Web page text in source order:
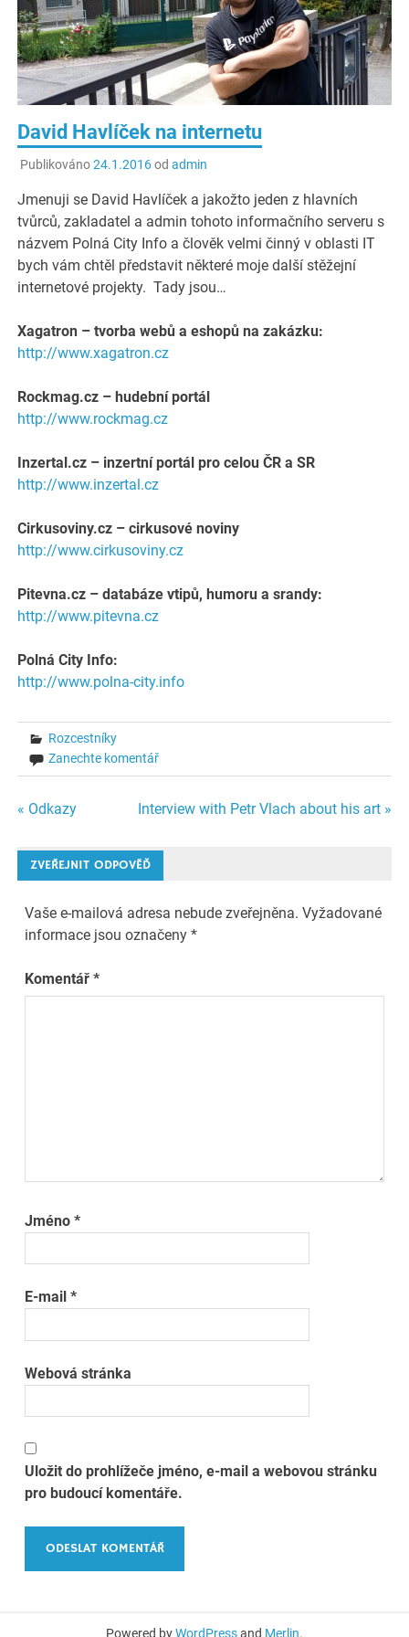
David Havlíček na internetu
Publikováno24.1.2016od admin
Jmenuji se David Havlíček a jakožto jeden z hlavních
tvůrců, zakladatel a admin tohoto informačního serveru s
názvem Polná City Info a člověk velmi činný v oblasti IT
bych vám chtěl představit některé moje další stěžejní
internetové projekty. Tady jsou…
Xagatron – tvorba webů a eshopů na zakázku:
http://www.xagatron.cz
Rockmag.cz – hudební portál
http://www.rockmag.cz
Inzertal.cz – inzertní portál pro celou ČR a SR
http://www.inzertal.cz
Cirkusoviny.cz – cirkusové noviny
http://www.cirkusoviny.cz
Pitevna.cz – databáze vtipů, humoru a srandy:
http://www.pitevna.cz
Polná City Info:
http://www.polna-city.info
Rozcestníky
Zanechte komentář
Navigace
pro
příspěvek
« Odkazy Interview with Petr Vlach about his art »
ZVEŘEJNIT ODPOVĚĎ
Vaše e-mailová adresa nebude zveřejněna. Vyžadované
informace jsou označeny*
Komentář*
Jméno*
E-mail*
Webová stránka
Uložit do prohlížeče jméno, e-mail a webovou stránku
pro budoucí komentáře.
Powered byWordPressand Merlin.